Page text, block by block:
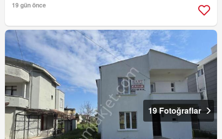
19 gün önce
19 Fotoğraflar